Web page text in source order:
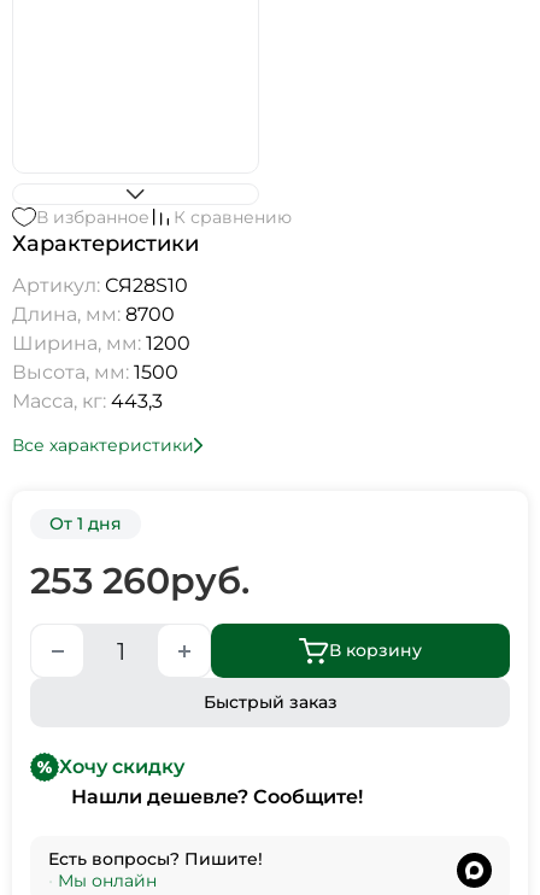
В избранное К сравнению
Характеристики
Артикул: СЯ28S10
Длина, мм: 8700
Ширина, мм: 1200
Высота, мм: 1500
Масса, кг: 443,3
Все характеристики
От 1 дня
253 260руб.
В корзину
Быстрый заказ
Хочу скидку
Нашли дешевле? Сообщите!
Есть вопросы? Пишите!
• Мы онлайн